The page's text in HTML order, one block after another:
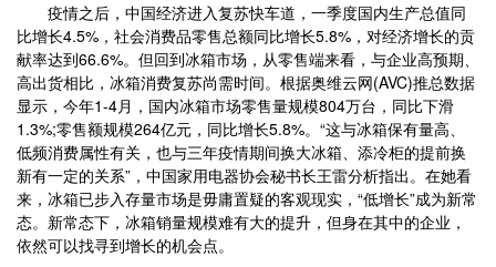
疫情之后，中国经济进入复苏快车道，一季度国内生产总值同
比增长4.5%，社会消费品零售总额同比增长5.8%，对经济增长的贡
献率达到66.6%。但回到冰箱市场，从零售端来看，与企业高预期、
高出货相比，冰箱消费复苏尚需时间。根据奥维云网(AVC)推总数据
显示，今年1-4月，国内冰箱市场零售量规模804万台，同比下滑
1.3%;零售额规模264亿元，同比增长5.8%。“这与冰箱保有量高、
低频消费属性有关，也与三年疫情期间换大冰箱、添冷柜的提前换
新有一定的关系”，中国家用电器协会秘书长王雷分析指出。在她看
来，冰箱已步入存量市场是毋庸置疑的客观现实，“低增长”成为新常
态。新常态下，冰箱销量规模难有大的提升，但身在其中的企业，
依然可以找寻到增长的机会点。